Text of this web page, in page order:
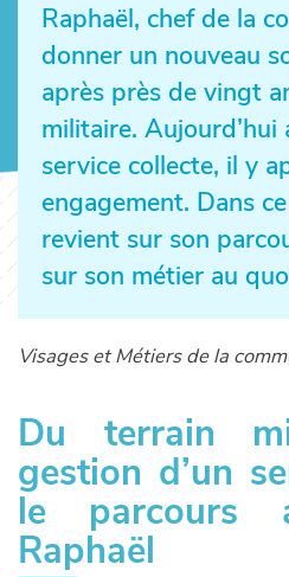
Raphaël, chef de la
donner un nouveau
après près de vingt
militaire.
service collecte, il y
engagement. Dans
revient sur son
sur son métier au
Visages et Métiers de la
Du terrain
gestion d’un
le parcours
Raphaël